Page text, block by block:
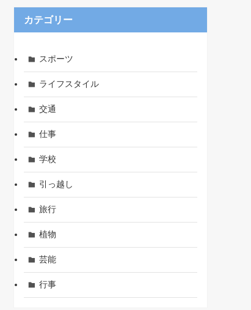
カテゴリー
スポーツ
ライフスタイル
交通
仕事
学校
引っ越し
旅行
植物
芸能
行事